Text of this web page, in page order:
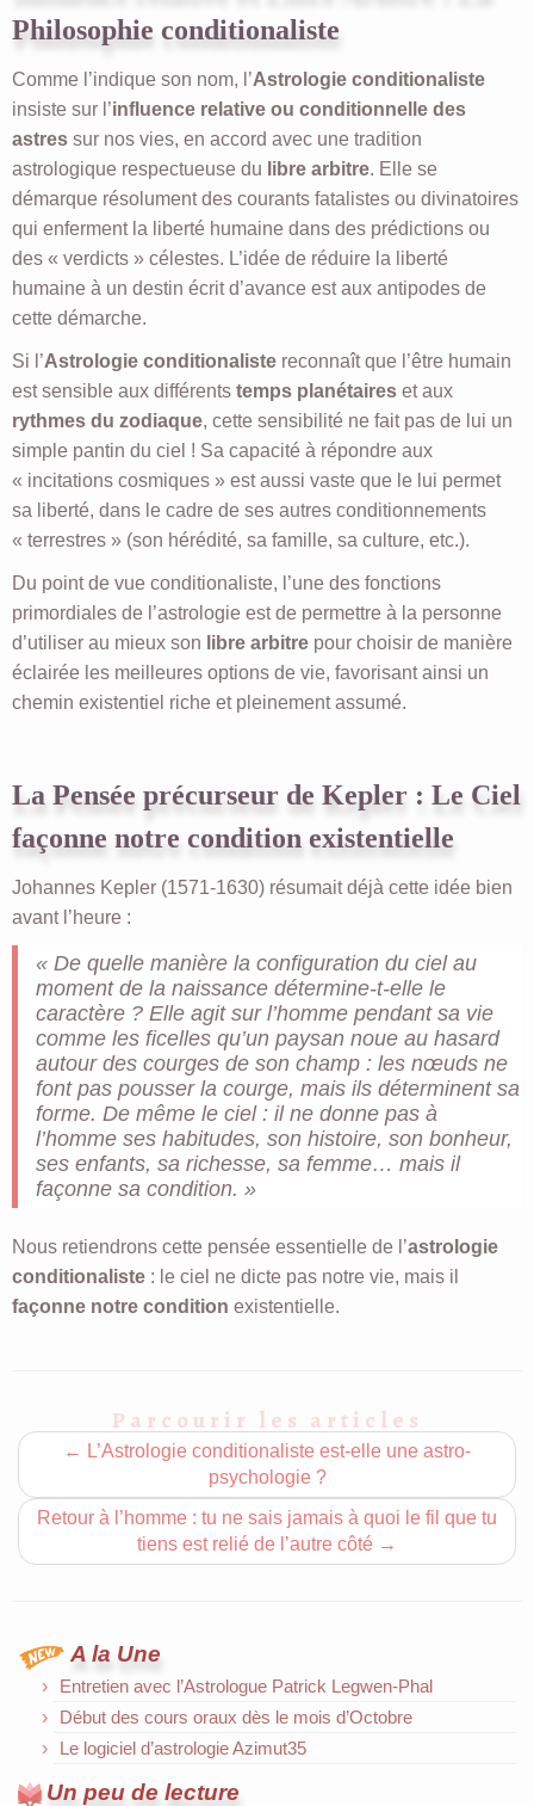
Philosophie conditionaliste
Comme l’indique son nom, l’Astrologie conditionaliste
insiste sur l’influence relative ou conditionnelle des
astres sur nos vies, en accord avec une tradition
astrologique respectueuse du libre arbitre. Elle se
démarque résolument des courants fatalistes ou divinatoires
qui enferment la liberté humaine dans des prédictions ou
des « verdicts » célestes. L’idée de réduire la liberté
humaine à un destin écrit d’avance est aux antipodes de
cette démarche.
Si l’Astrologie conditionaliste reconnaît que l’être humain
est sensible aux différents temps planétaires et aux
rythmes du zodiaque, cette sensibilité ne fait pas de lui un
simple pantin du ciel ! Sa capacité à répondre aux
« incitations cosmiques » est aussi vaste que le lui permet
sa liberté, dans le cadre de ses autres conditionnements
« terrestres » (son hérédité, sa famille, sa culture, etc.).
Du point de vue conditionaliste, l’une des fonctions
primordiales de l’astrologie est de permettre à la personne
d’utiliser au mieux son libre arbitre pour choisir de manière
éclairée les meilleures options de vie, favorisant ainsi un
chemin existentiel riche et pleinement assumé.
La Pensée précurseur de Kepler : Le Ciel
façonne notre condition existentielle
Johannes Kepler (1571-1630) résumait déjà cette idée bien
avant l’heure :
« De quelle manière la configuration du ciel au
moment de la naissance détermine-t-elle le
caractère ? Elle agit sur l’homme pendant sa vie
comme les ficelles qu’un paysan noue au hasard
autour des courges de son champ : les nœuds ne
font pas pousser la courge, mais ils déterminent sa
forme. De même le ciel : il ne donne pas à
l’homme ses habitudes, son histoire, son bonheur,
ses enfants, sa richesse, sa femme… mais il
façonne sa condition. »
Nous retiendrons cette pensée essentielle de l’astrologie
conditionaliste : le ciel ne dicte pas notre vie, mais il
façonne notre condition existentielle.
Parcourir les articles
← L’Astrologie conditionaliste est-elle une astro-
psychologie ?
Retour à l’homme : tu ne sais jamais à quoi le fil que tu
tiens est relié de l’autre côté →
A la Une
Entretien avec l’Astrologue Patrick Legwen-Phal
Début des cours oraux dès le mois d’Octobre
Le logiciel d’astrologie Azimut35
Un peu de lecture